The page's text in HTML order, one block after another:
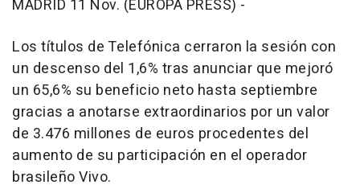
MADRID 11 Nov. (EUROPA PRESS) -
Los títulos de Telefónica cerraron la sesión con
un descenso del 1,6% tras anunciar que mejoró
un 65,6% su beneficio neto hasta septiembre
gracias a anotarse extraordinarios por un valor
de 3.476 millones de euros procedentes del
aumento de su participación en el operador
brasileño Vivo.